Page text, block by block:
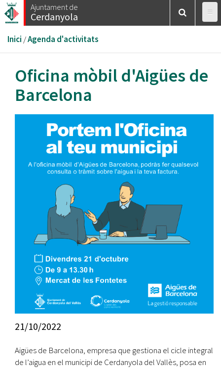
Vés
al
Ajuntament de
Cerdanyola
Esteu
aquí
Inici /Agenda d'activitats
Oficina mòbil d'Aigües de
Barcelona
21/10/2022
Aigües de Barcelona, empresa que gestiona el cicle integral
de l’aigua en el municipi de Cerdanyola del Vallès, posa en